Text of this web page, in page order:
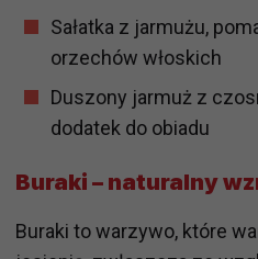
Sałatka z jarmużu,
orzechów włoskich
Duszony jarmuż z
dodatek do obiadu
Buraki – naturalny
Buraki to warzywo, które